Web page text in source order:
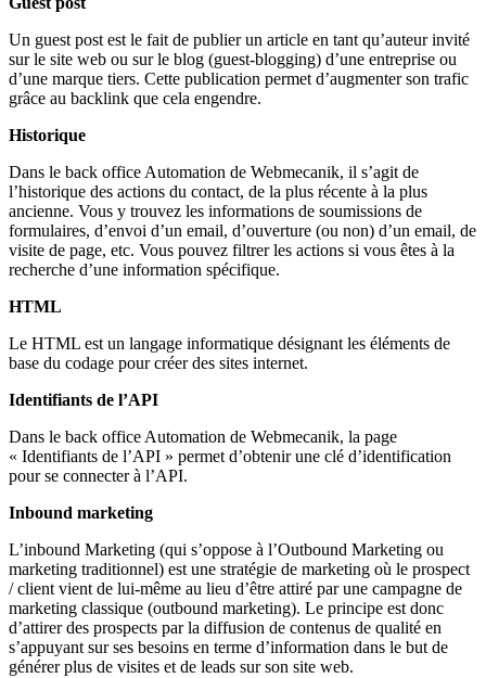
Un guest post est le fait de publier un article en tant qu’auteur invité
sur le site web ou sur le blog (guest-blogging) d’une entreprise ou
d’une marque tiers. Cette publication permet d’augmenter son trafic
grâce au backlink que cela engendre.
Historique
Dans le back office Automation de Webmecanik, il s’agit de
l’historique des actions du contact, de la plus récente à la plus
ancienne. Vous y trouvez les informations de soumissions de
formulaires, d’envoi d’un email, d’ouverture (ou non) d’un email, de
visite de page, etc. Vous pouvez filtrer les actions si vous êtes à la
recherche d’une information spécifique.
HTML
Le HTML est un langage informatique désignant les éléments de
base du codage pour créer des sites internet.
Identifiants de l’API
Dans le back office Automation de Webmecanik, la page
« Identifiants de l’API » permet d’obtenir une clé d’identification
pour se connecter à l’API.
Inbound marketing
L’inbound Marketing (qui s’oppose à l’Outbound Marketing ou
marketing traditionnel) est une stratégie de marketing où le prospect
/ client vient de lui-même au lieu d’être attiré par une campagne de
marketing classique (outbound marketing). Le principe est donc
d’attirer des prospects par la diffusion de contenus de qualité en
s’appuyant sur ses besoins en terme d’information dans le but de
générer plus de visites et de leads sur son site web.